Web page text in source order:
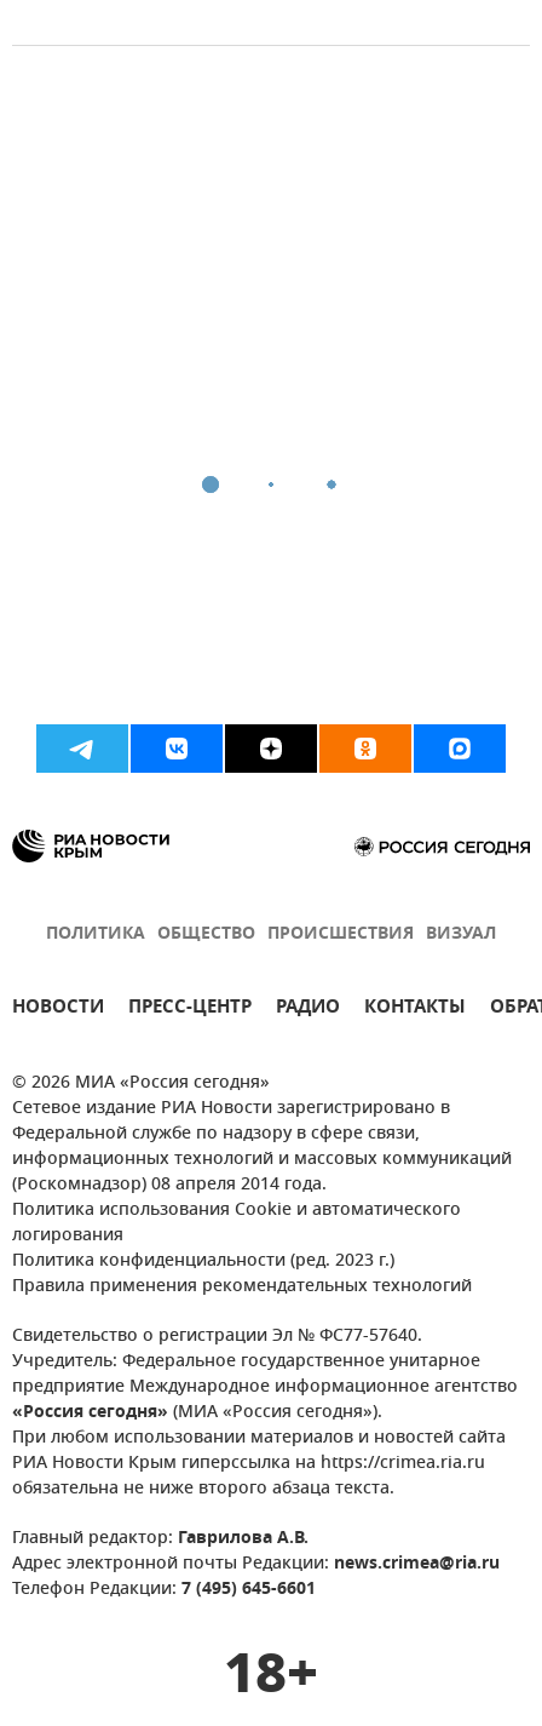
ПОЛИТИКА ОБЩЕСТВО ПРОИСШЕСТВИЯ ВИЗУАЛ
НОВОСТИ ПРЕСС-ЦЕНТР РАДИО КОНТАКТЫ
© 2026 МИА «Россия сегодня»
Сетевое издание РИА Новости зарегистрировано в
Федеральной службе по надзору в сфере связи,
информационных технологий и массовых коммуникаций
(Роскомнадзор) 08 апреля 2014 года.
Политика использования Cookie и автоматического
логирования
Политика конфиденциальности (ред. 2023 г.)
Правила применения рекомендательных технологий
Свидетельство о регистрации Эл № ФС77-57640.
Учредитель: Федеральное государственное унитарное
предприятие Международное информационное агентство
«Россия сегодня» (МИА «Россия сегодня»).
При любом использовании материалов и новостей сайта
РИА Новости Крым гиперссылка на https://crimea.ria.ru
обязательна не ниже второго абзаца текста.
Главный редактор: Гаврилова А.В.
Адрес электронной почты Редакции: news.crimea@ria.ru
Телефон Редакции: 7 (495) 645-6601
18+